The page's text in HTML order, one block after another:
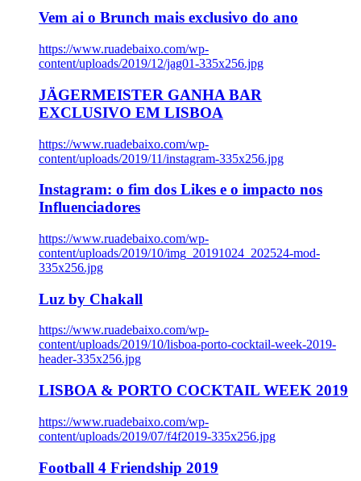
Vem ai o Brunch mais exclusivo do ano
https://www.ruadebaixo.com/wp-
content/uploads/2019/12/jag01-335x256.jpg
JÄGERMEISTER GANHA BAR
EXCLUSIVO EM LISBOA
https://www.ruadebaixo.com/wp-
content/uploads/2019/11/instagram-335x256.jpg
Instagram: o fim dos Likes e o impacto nos
Influenciadores
https://www.ruadebaixo.com/wp-
content/uploads/2019/10/img_20191024_202524-mod-
335x256.jpg
Luz by Chakall
https://www.ruadebaixo.com/wp-
content/uploads/2019/10/lisboa-porto-cocktail-week-2019-
header-335x256.jpg
LISBOA & PORTO COCKTAIL WEEK 2019
https://www.ruadebaixo.com/wp-
content/uploads/2019/07/f4f2019-335x256.jpg
Football 4 Friendship 2019